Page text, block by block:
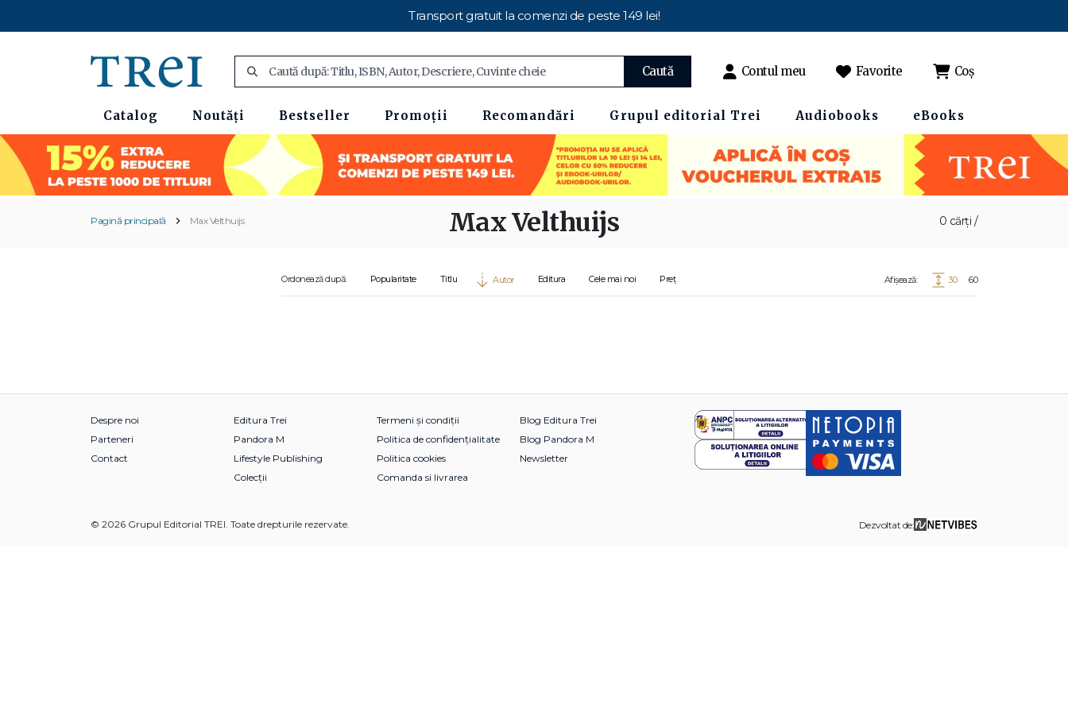
Transport gratuit la comenzi de peste 149 lei!
Caută Contul meu Favorite Coș
Catalog Noutăți Bestseller Promoții Recomandări Grupul editorial Trei Audiobooks eBooks
Pagină principală Max Velthuijs 0 cărți /
Max Velthuijs
Ordonează după: Popularitate Titlu Autor Editura Cele mai noi Preț Afișează: 30 60
Despre noi
Parteneri
Contact
Editura Trei
Pandora M
Lifestyle Publishing
Colecții
Termeni și condiții
Politica de confidențialitate
Politica cookies
Comanda si livrarea
Blog Editura Trei
Blog Pandora M
Newsletter
© 2026 Grupul Editorial TREI. Toate drepturile rezervate. Dezvoltat de: